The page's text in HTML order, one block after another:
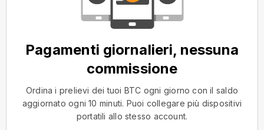
Pagamenti giornalieri, nessuna
commissione
Ordina i prelievi dei tuoi BTC ogni giorno con il saldo
aggiornato ogni 10 minuti. Puoi collegare più dispositivi
portatili allo stesso account.